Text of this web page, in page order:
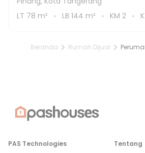
LT 78 m² LB 144 m² KM 2
Beranda Rumah Dijual
PAS Technologies
Tentang